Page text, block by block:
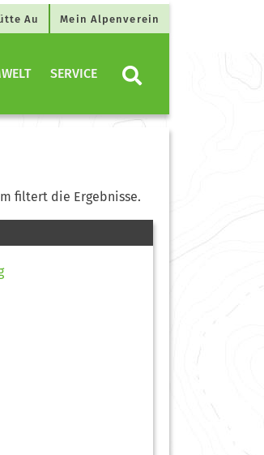
Au Mein Alpenverein
SERVICE
filtert die Ergebnisse.